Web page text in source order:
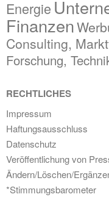
Energie
Finanzen
Consulting,
Forschung,
RECHTLICHES
Impressum
Haftungsausschluss
Datenschutz
Veröffentlichung von
Ändern/Löschen/
*Stimmungsbarometer